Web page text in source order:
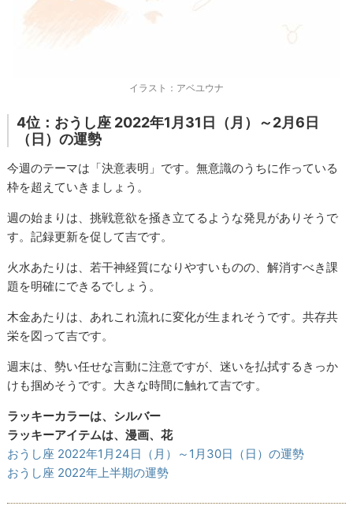
イラスト：アベユウナ
4位：おうし座 2022年1月31日（月）～2月6日
（日）の運勢
今週のテーマは「決意表明」です。無意識のうちに作っている
枠を超えていきましょう。
週の始まりは、挑戦意欲を掻き立てるような発見がありそうで
す。記録更新を促して吉です。
火水あたりは、若干神経質になりやすいものの、解消すべき課
題を明確にできるでしょう。
木金あたりは、あれこれ流れに変化が生まれそうです。共存共
栄を図って吉です。
週末は、勢い任せな言動に注意ですが、迷いを払拭するきっか
けも掴めそうです。大きな時間に触れて吉です。
ラッキーカラーは、シルバー
ラッキーアイテムは、漫画、花
おうし座 2022年1月24日（月）～1月30日（日）の運勢
おうし座 2022年上半期の運勢